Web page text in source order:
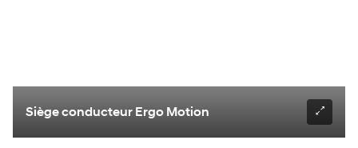
Siège conducteur Ergo Motion